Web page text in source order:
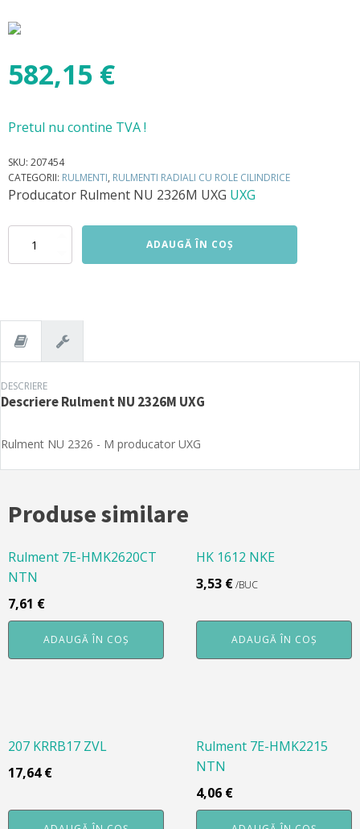
582,15 €
Pretul nu contine TVA !
SKU: 207454
CATEGORII: RULMENTI, RULMENTI RADIALI CU ROLE CILINDRICE
Producator Rulment NU 2326M UXG UXG
Cantitate
ADAUGĂ ÎN COȘ
DESCRIERE
DescriereRulment NU 2326M UXG
Rulment NU 2326 - M producator UXG
Produse similare
Rulment 7E-HMK2620CT
NTN
7,61 €
ADAUGĂ ÎN COȘ
HK 1612 NKE
3,53 €/BUC
ADAUGĂ ÎN COȘ
207 KRRB17 ZVL
17,64€
Rulment 7E-HMK2215
NTN
4,06 €